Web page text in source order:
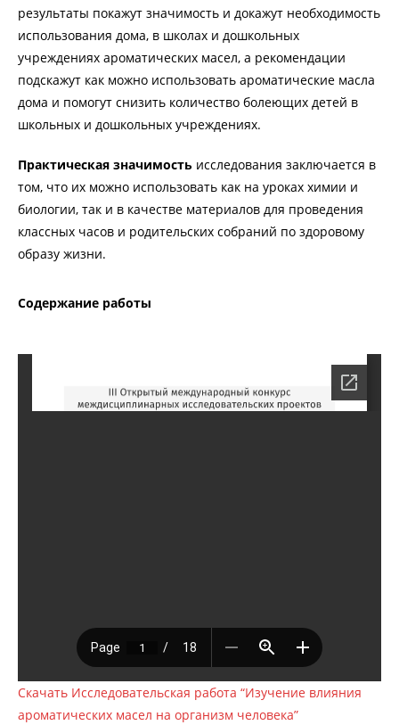
результаты покажут значимость и докажут необходимость
использования дома, в школах и дошкольных
учреждениях ароматических масел, а рекомендации
подскажут как можно использовать ароматические масла
дома и помогут снизить количество болеющих детей в
школьных и дошкольных учреждениях.
Практическая значимость исследования заключается в
том, что их можно использовать как на уроках химии и
биологии, так и в качестве материалов для проведения
классных часов и родительских собраний по здоровому
образу жизни.
Содержание работы
Скачать Исследовательская работа “Изучение влияния
ароматических масел на организм человека”